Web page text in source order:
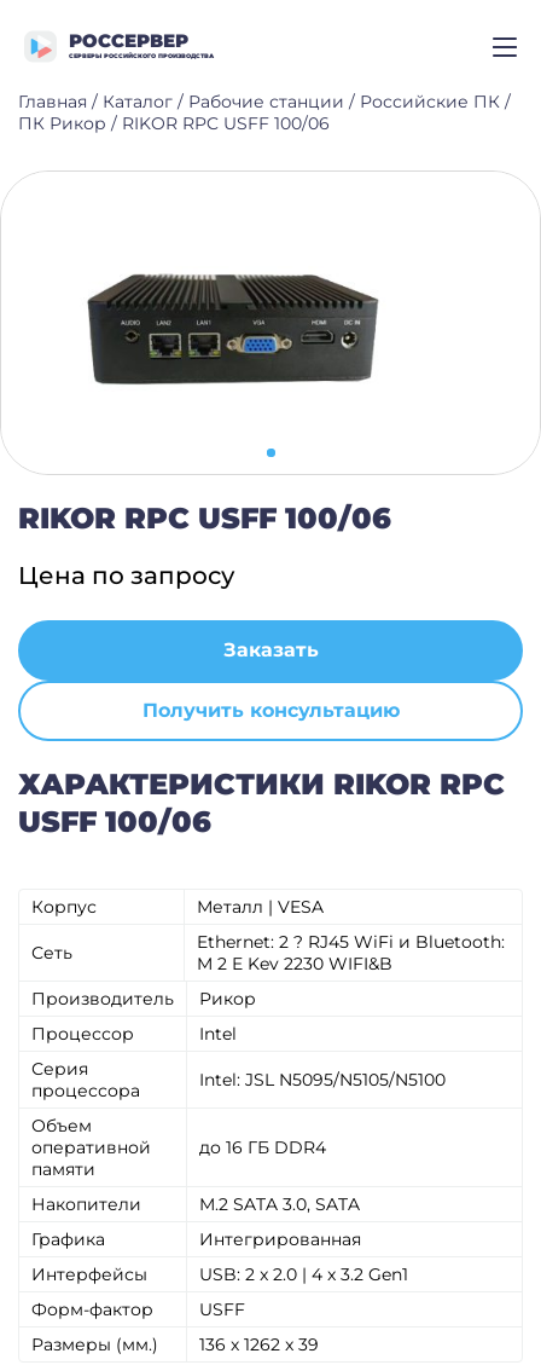
РОССЕРВЕР
СЕРВЕРЫ РОССИЙСКОГО ПРОИЗВОДСТВА
Главная / Каталог / Рабочие станции / Российские ПК /
ПК Рикор / RIKOR RPC USFF 100/06
RIKOR RPC USFF 100/06
Цена по запросу
Заказать
Получить консультацию
ХАРАКТЕРИСТИКИ RIKOR RPC
USFF 100/06
Корпус Металл | VESA
Сеть
Ethernet: 2 ? RJ45 WiFi и Bluetooth:
M 2 E Kev 2230 WIFI&B
Производитель
Рикор
Процессор
Intel
Серия
процессора
Intel: JSL N5095/N5105/N5100
Объем
оперативной
памяти
до 16 ГБ DDR4
Накопители
M.2 SATA 3.0, SATA
Графика
Интегрированная
Интерфейсы
USB: 2 x 2.0 | 4 x 3.2 Gen1
Форм-фактор
USFF
Размеры (мм.)
136 х 1262 x 39